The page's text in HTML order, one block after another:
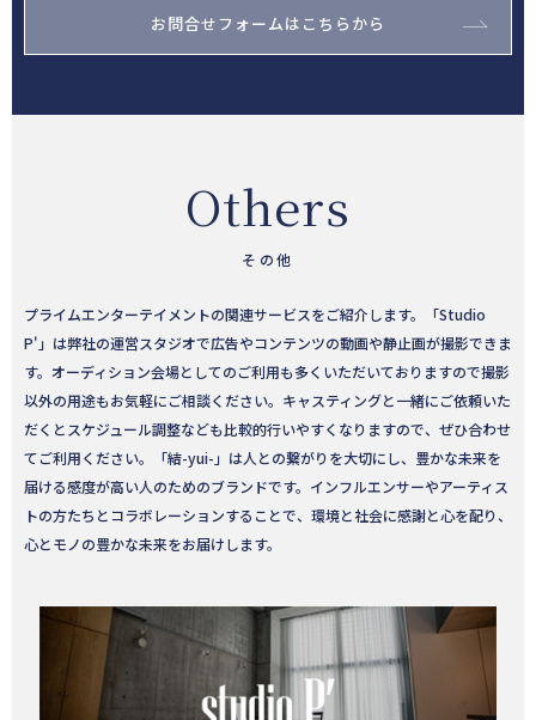
お問合せフォームはこちらから
Others
その他
プライムエンターテイメントの関連サービスをご紹介します。「Studio
P'」は弊社の運営スタジオで広告やコンテンツの動画や静止画が撮影できま
す。オーディション会場としてのご利用も多くいただいておりますので撮影
以外の用途もお気軽にご相談ください。キャスティングと一緒にご依頼いた
だくとスケジュール調整なども比較的行いやすくなりますので、ぜひ合わせ
てご利用ください。「結-yui-」は人との繋がりを大切にし、豊かな未来を
届ける感度が高い人のためのブランドです。インフルエンサーやアーティス
トの方たちとコラボレーションすることで、環境と社会に感謝と心を配り、
心とモノの豊かな未来をお届けします。